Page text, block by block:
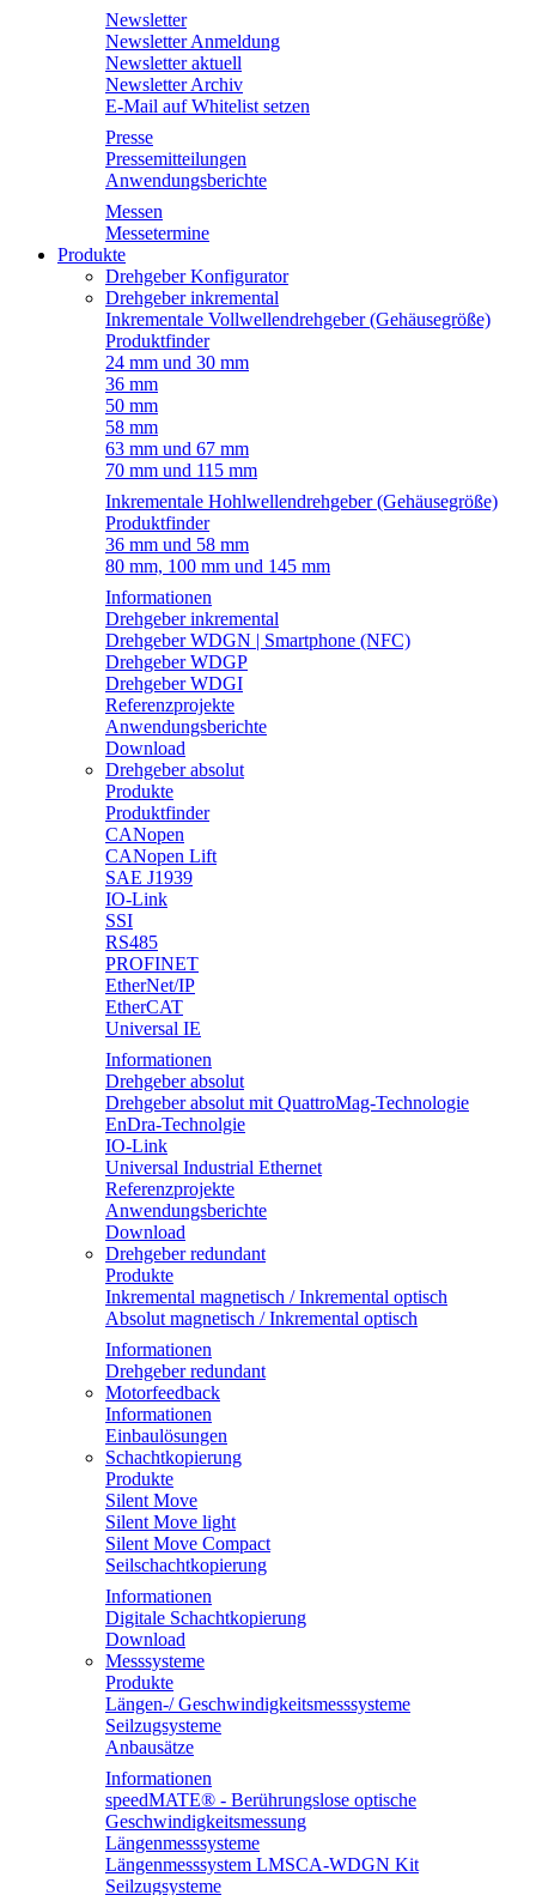
Newsletter
Newsletter Anmeldung
Newsletter aktuell
Newsletter Archiv
E-Mail auf Whitelist setzen
Presse
Pressemitteilungen
Anwendungsberichte
Messen
Messetermine
Produkte
Drehgeber Konfigurator
Drehgeber inkremental
Inkrementale Vollwellendrehgeber (Gehäusegröße)
Produktfinder
24 mm und 30 mm
36 mm
50 mm
58 mm
63 mm und 67 mm
70 mm und 115 mm
Inkrementale Hohlwellendrehgeber (Gehäusegröße)
Produktfinder
36 mm und 58 mm
80 mm, 100 mm und 145 mm
Informationen
Drehgeber inkremental
Drehgeber WDGN | Smartphone (NFC)
Drehgeber WDGP
Drehgeber WDGI
Referenzprojekte
Anwendungsberichte
Download
Drehgeber absolut
Produkte
Produktfinder
CANopen
CANopen Lift
SAE J1939
IO-Link
SSI
RS485
PROFINET
EtherNet/IP
EtherCAT
Universal IE
Informationen
Drehgeber absolut
Drehgeber absolut mit QuattroMag-Technologie
EnDra-Technolgie
IO-Link
Universal Industrial Ethernet
Referenzprojekte
Anwendungsberichte
Download
Drehgeber redundant
Produkte
Inkremental magnetisch / Inkremental optisch
Absolut magnetisch / Inkremental optisch
Informationen
Drehgeber redundant
Motorfeedback
Informationen
Einbaulösungen
Schachtkopierung
Produkte
Silent Move
Silent Move light
Silent Move Compact
Seilschachtkopierung
Informationen
Digitale Schachtkopierung
Download
Messsysteme
Produkte
Längen-/ Geschwindigkeitsmesssysteme
Seilzugsysteme
Anbausätze
Informationen
speedMATE® - Berührungslose optische
Geschwindigkeitsmessung
Längenmesssysteme
Längenmesssystem LMSCA-WDGN Kit
Seilzugsysteme